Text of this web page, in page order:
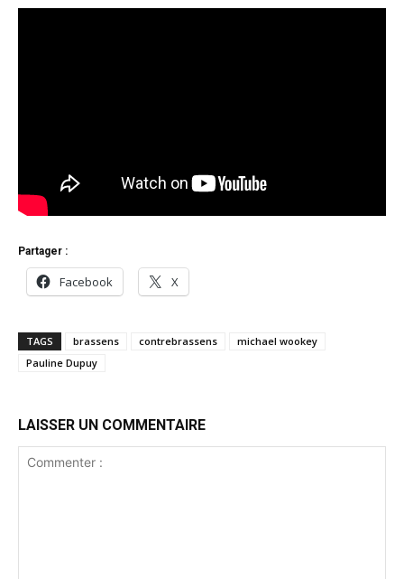
Partager :
Facebook X
TAGS brassens contrebrassens
michael wookey
Pauline Dupuy
LAISSER UN COMMENTAIRE